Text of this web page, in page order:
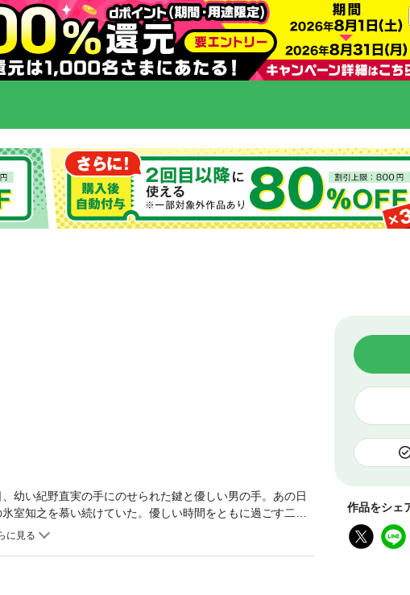
作品をシェ
幼い紀野直実の手にのせられた鍵と優しい男の手。あの日
室知之を慕い続けていた。優しい時間をともに過ごす二
こかよそよそしくなる。とまどいを隠せない直実だった